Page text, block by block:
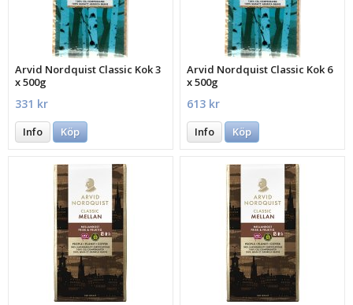
Arvid Nordquist Classic Kok 3
x 500g
331 kr
Info Köp
Arvid Nordquist Classic Kok 6
x 500g
613 kr
Info Köp